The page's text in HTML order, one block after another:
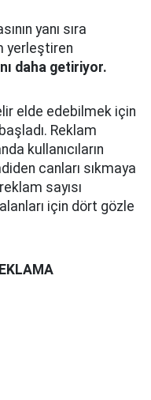
yanı sıra
yerleştiren
daha getiriyor.
elde edebilmek için
Reklam
kullanıcıların
canları sıkmaya
sayısı
için dört gözle